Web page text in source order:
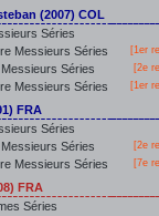
(2007) COL
Séries
Messieurs Séries [1er
Séries [2e
Messieurs Séries [1er
FRA
Séries
Séries [2e
Messieurs Séries [7e
FRA
Séries